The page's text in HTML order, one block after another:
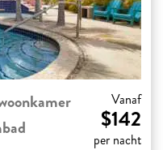
Vanaf
$142
per nacht